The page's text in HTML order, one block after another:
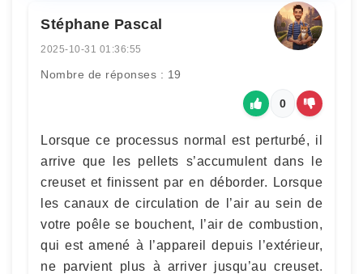
Stéphane Pascal
2025-10-31 01:36:55
Nombre de réponses : 19
0
Lorsque ce processus normal est perturbé, il
arrive que les pellets s’accumulent dans le
creuset et finissent par en déborder. Lorsque
les canaux de circulation de l’air au sein de
votre poêle se bouchent, l’air de combustion,
qui est amené à l’appareil depuis l’extérieur,
ne parvient plus à arriver jusqu’au creuset.